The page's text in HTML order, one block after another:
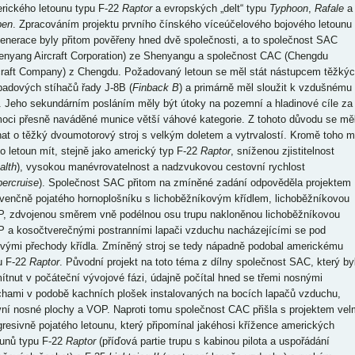
letounu typu F-22 Raptora evropských „delt“ typu Typhoon, Rafalea
. Zpracováním projektu prvního čínského víceúčelového bojového letounu
byly přitom pověřeny hned dvě společnosti, a to společnost SAC
Aircraft Corporation) ze Shenyangu a společnost CAC (Chengdu
Company) z Chengdu. Požadovaný letoun se měl stát nástupcem
stíhačů řady J-8B (Finback B) a primárně měl sloužit k vzdušnému
Jeho sekundárním posláním měly být útoky na pozemní a hladinové cíle za
přesně naváděné munice větší váhové kategorie. Z tohoto důvodu se
o těžký dvoumotorový stroj s velkým doletem a vytrvalostí. Kromě toho
letoun mít, stejně jako americký typ F-22 Raptor, sníženou zjistitelnost
), vysokou manévrovatelnost a nadzvukovou cestovní rychlost
). Společnost SAC přitom na zmíněné zadání odpověděla projektem
pojatého hornoplošníku s lichoběžníkovým křídlem, lichoběžníkovou
zdvojenou směrem vně podélnou osu trupu nakloněnou lichoběžníkovou
a kosočtverečnými postranními lapači vzduchu nacházejícími se pod
přechody křídla. Zmíněný stroj se tedy nápadně podobal americkému
F-22 Raptor. Původní projekt na toto téma z dílny společnost SAC, který byl
v počáteční vývojové fázi, údajně počítal hned se třemi nosnými
v podobě kachních plošek instalovaných na bocích lapačů vzduchu,
nosné plochy a VOP. Naproti tomu společnost CAC přišla s projektem
pojatého letounu, který připomínal jakéhosi křížence amerických
typu F-22 Raptor(příďová partie trupu s kabinou pilota a uspořádání